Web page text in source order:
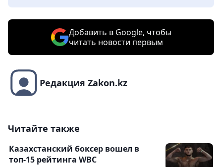
Добавить в Google, чтобы
читать новости первым
Редакция Zakon.kz
Читайте также
Казахстанский боксер вошел в
топ-15 рейтинга WBC